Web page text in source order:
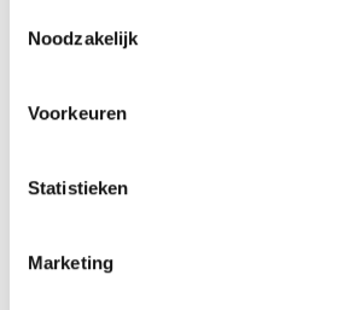
Noodzakelijk
Voorkeuren
Statistieken
Marketing
EN SAVOIR PLUS
Informations des pays
CONTACT